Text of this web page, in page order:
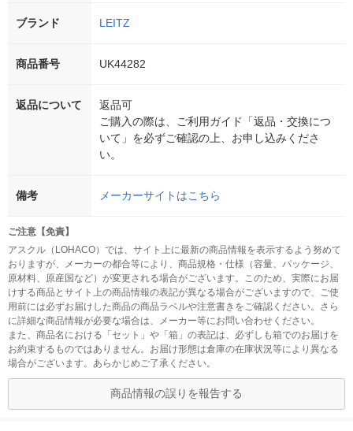
ブランド LEITZ
商品番号 UK44282
返品について
返品可
ご購入の際は、ご利用ガイド「返品・交換につ
いて」を必ずご確認の上、お申し込みくださ
い。
備考 メーカーサイトはこちら
ご注意【免責】
アスクル（LOHACO）では、サイト上に最新の商品情報を表示するよう努めて
おりますが、メーカーの都合等により、商品規格・仕様（容量、パッケージ、
原材料、原産国など）が変更される場合がございます。このため、実際にお届
けする商品とサイト上の商品情報の表記が異なる場合がございますので、ご使
用前には必ずお届けした商品の商品ラベルや注意書きをご確認ください。さら
に詳細な商品情報が必要な場合は、メーカー等にお問い合わせください。
また、商品名における「セット」や「箱」の表記は、必ずしも箱でのお届けを
お約束するものではありません。お届け形態は倉庫の在庫状況等により異なる
場合がございます。あらかじめご了承ください。
商品情報の誤りを報告する